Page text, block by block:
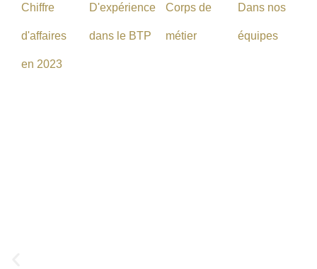
Chiffre
d'affaires
en 2023
D'expérience
dans le BTP
Corps de
métier
Dans nos
équipes